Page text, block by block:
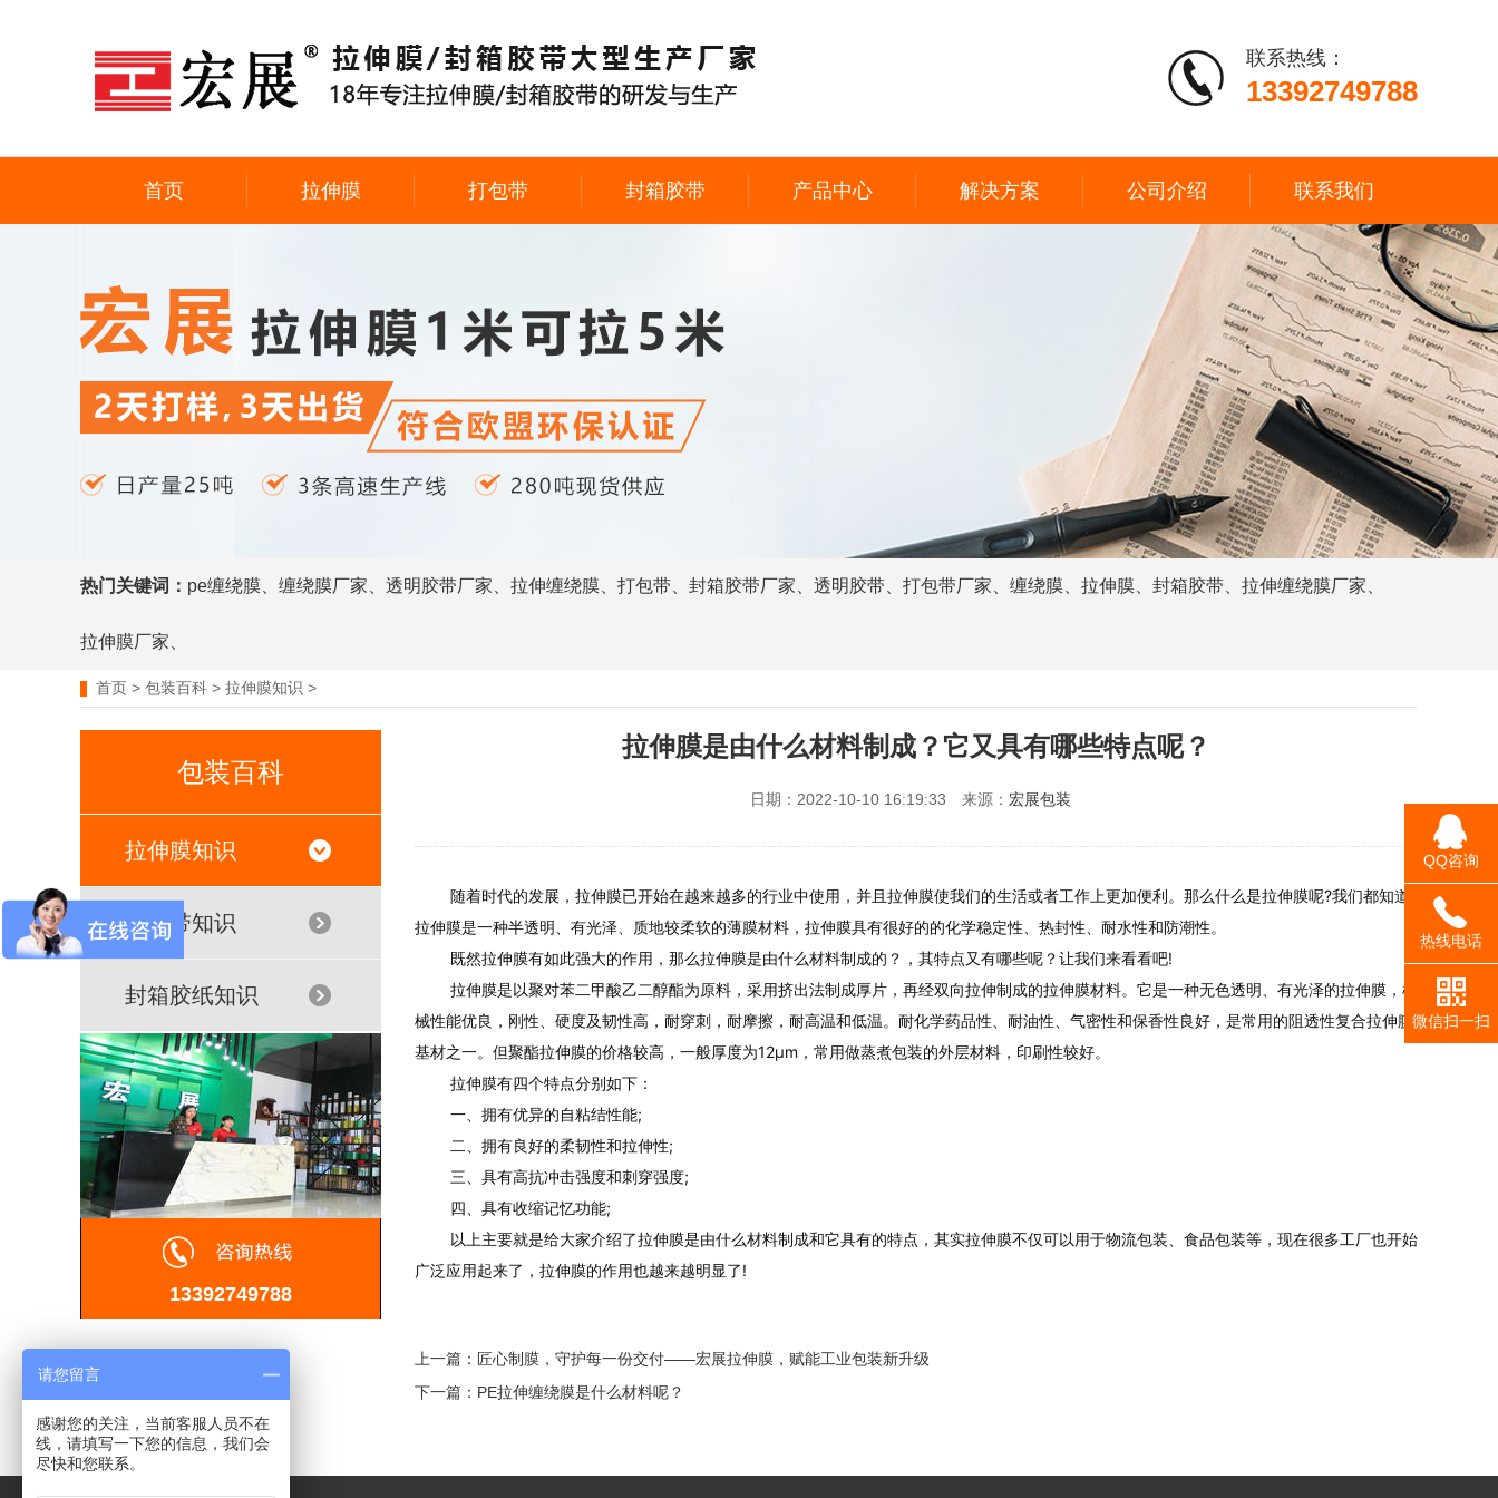
联系热线：
13392749788
首页 拉伸膜 打包带 封箱胶带 产品中心 解决方案 公司介绍 联系我们
热门关键词： pe缠绕膜 缠绕膜厂家 透明胶带厂家 拉伸缠绕膜 打包带 封箱胶带厂家 透明胶带 打包带厂家 缠绕膜 拉伸膜 封箱胶带 拉伸缠绕膜厂家
拉伸膜厂家
首页 > 包装百科 > 拉伸膜知识 >
包装百科
拉伸膜知识
打包带知识
封箱胶纸知识
13392749788
拉伸膜是由什么材料制成？它又具有哪些特点呢？
日期：2022-10-10 16:19:33 来源： 宏展包装
随着时代的发展，拉伸膜已开始在越来越多的行业中使用，并且拉伸膜使我们的生活或者工作上更加便利。那么什么是拉伸膜呢?我们都知道
拉伸膜是一种半透明、有光泽、质地较柔软的薄膜材料，拉伸膜具有很好的的化学稳定性、热封性、耐水性和防潮性。
既然拉伸膜有如此强大的作用，那么拉伸膜是由什么材料制成的？，其特点又有哪些呢？让我们来看看吧!
拉伸膜是以聚对苯二甲酸乙二醇酯为原料，采用挤出法制成厚片，再经双向拉伸制成的拉伸膜材料。它是一种无色透明、有光泽的拉伸膜，机
械性能优良，刚性、硬度及韧性高，耐穿刺，耐摩擦，耐高温和低温。耐化学药品性、耐油性、气密性和保香性良好，是常用的阻透性复合拉伸膜
基材之一。但聚酯拉伸膜的价格较高，一般厚度为12μm，常用做蒸煮包装的外层材料，印刷性较好。
拉伸膜有四个特点分别如下：
一、拥有优异的自粘结性能;
二、拥有良好的柔韧性和拉伸性;
三、具有高抗冲击强度和刺穿强度;
四、具有收缩记忆功能;
以上主要就是给大家介绍了拉伸膜是由什么材料制成和它具有的特点，其实拉伸膜不仅可以用于物流包装、食品包装等，现在很多工厂也开始
广泛应用起来了，拉伸膜的作用也越来越明显了!
上一篇： 匠心制膜，守护每一份交付——宏展拉伸膜，赋能工业包装新升级
下一篇： PE拉伸缠绕膜是什么材料呢？
QQ咨询
热线电话
微信扫一扫
请您留言
感谢您的关注，当前客服人员不在
线，请填写一下您的信息，我们会
尽快和您联系。